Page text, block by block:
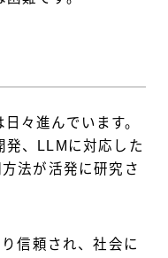
々進んでいます。
発、LLMに対応した
法が活発に研究さ
信頼され、社会に